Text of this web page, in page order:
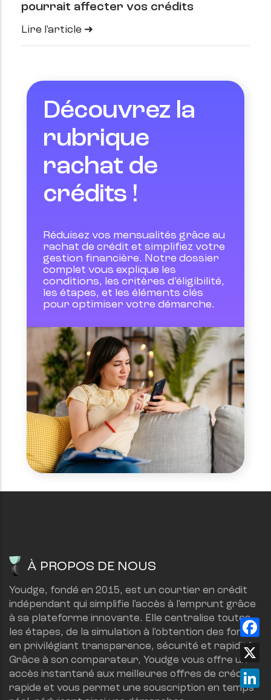
X
pourrait affecter vos crédits
Lire l'article
Découvrez la
rubrique
rachat de
crédits !
Réduisez vos mensualités grâce au
rachat de crédit et simplifiez votre
gestion financière. Notre dossier
complet vous explique les
conditions, les critères d’éligibilité,
les étapes, et les éléments clés
pour optimiser votre démarche.
À PROPOS DE NOUS
Youdge, fondé en 2015, est un courtier en crédit
indépendant qui simplifie l'accès à l'emprunt grâce
à sa plateforme innovante. Elle centralise toutes
les étapes, de la simulation à l'obtention des fonds,
en privilégiant transparence, sécurité et rapidité.
Grâce à son comparateur, Youdge vous offre un
accès instantané aux meilleures offres de crédit
rapide et vous permet une souscription en temps